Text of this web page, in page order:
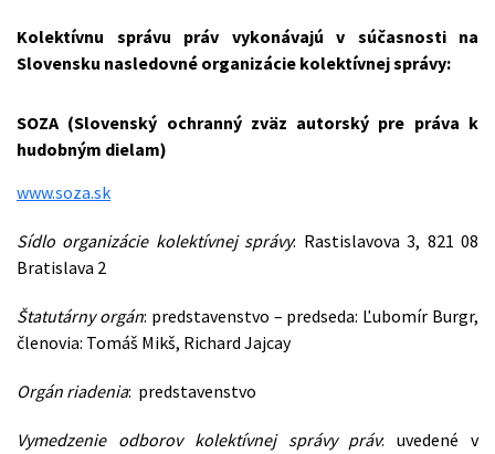
Kolektívnu správu práv vykonávajú v súčasnosti na
Slovensku nasledovné organizácie kolektívnej správy:
SOZA (Slovenský ochranný zväz autorský pre práva k
hudobným dielam)
www.soza.sk
Sídlo organizácie kolektívnej správy: Rastislavova 3, 821 08
Bratislava 2
Štatutárny orgán: predstavenstvo – predseda: Ľubomír Burgr,
členovia: Tomáš Mikš, Richard Jajcay
Orgán riadenia: predstavenstvo
Vymedzenie odborov kolektívnej správy práv: uvedené v